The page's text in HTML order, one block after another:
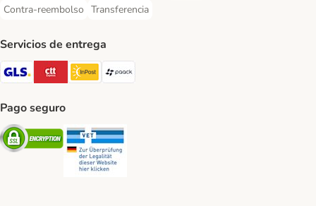
Contra-reembolso
Contra-reembolso Payment Method
Transferencia
Transferencia Payment Method
Servicios de entrega
GLS Shipping Method
CTTExpress Shipping Method
InPost Shipping Method
paack Shipping Method
Pago seguro
Security